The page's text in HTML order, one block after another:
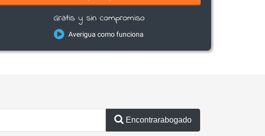
Gratis y sin compromiso
Averigua como funciona
Encontrarabogado